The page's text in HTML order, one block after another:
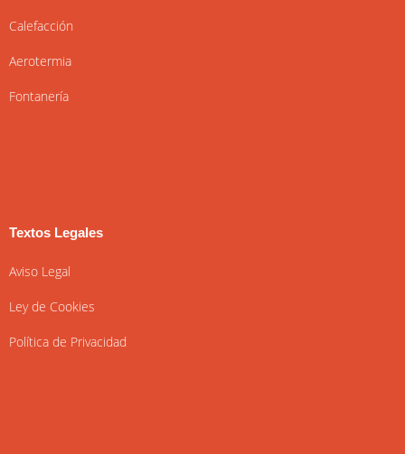
Calefacción
Aerotermia
Fontanería
Textos Legales
Aviso Legal
Ley de Cookies
Política de Privacidad